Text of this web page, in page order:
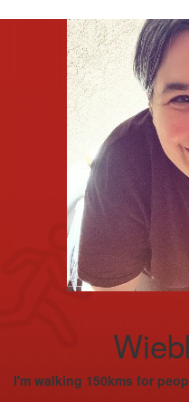
I'm walking 150kms for